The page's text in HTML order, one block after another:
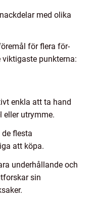
med olika
för flera för-
viktigaste punkterna:
enkla att ta hand
eller utrymme.
flesta
att köpa.
underhållande och
sin